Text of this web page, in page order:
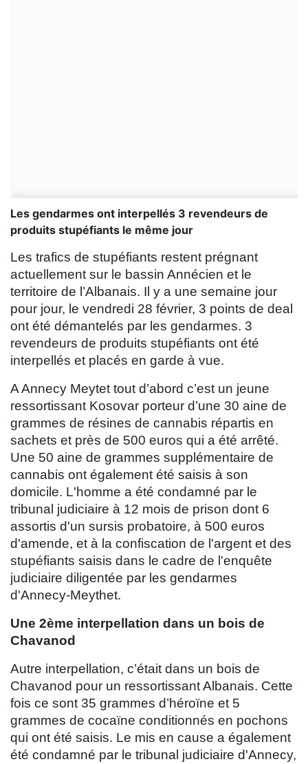
Les gendarmes ont interpellés 3 revendeurs de
produits stupéfiants le même jour
Les trafics de stupéfiants restent prégnant
actuellement sur le bassin Annécien et le
territoire de l’Albanais. Il y a une semaine jour
pour jour, le vendredi 28 février, 3 points de deal
ont été démantelés par les gendarmes. 3
revendeurs de produits stupéfiants ont été
interpellés et placés en garde à vue.
A Annecy Meytet tout d’abord c’est un jeune
ressortissant Kosovar porteur d’une 30 aine de
grammes de résines de cannabis répartis en
sachets et près de 500 euros qui a été arrêté.
Une 50 aine de grammes supplémentaire de
cannabis ont également été saisis à son
domicile. L'homme a été condamné par le
tribunal judiciaire à 12 mois de prison dont 6
assortis d'un sursis probatoire, à 500 euros
d'amende, et à la confiscation de l'argent et des
stupéfiants saisis dans le cadre de l'enquête
judiciaire diligentée par les gendarmes
d'Annecy-Meythet.
Une 2ème interpellation dans un bois de
Chavanod
Autre interpellation, c’était dans un bois de
Chavanod pour un ressortissant Albanais. Cette
fois ce sont 35 grammes d’héroïne et 5
grammes de cocaïne conditionnés en pochons
qui ont été saisis. Le mis en cause a également
été condamné par le tribunal judiciaire d'Annecy,